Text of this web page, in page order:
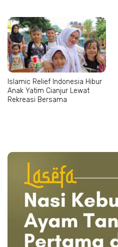
Islamic Relief Indonesia Hibur
Anak Yatim Cianjur Lewat
Rekreasi Bersama